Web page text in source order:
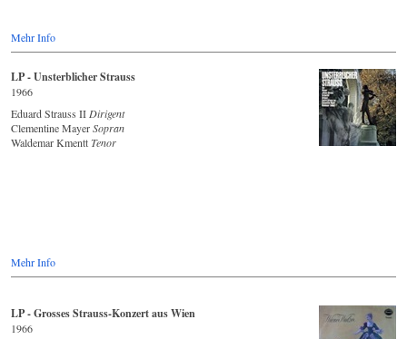
Mehr Info
LP - Unsterblicher Strauss
1966
Eduard Strauss II Dirigent
Clementine MayerSopran
Waldemar KmenttTenor
Mehr Info
LP - Grosses Strauss-Konzert aus Wien
1966